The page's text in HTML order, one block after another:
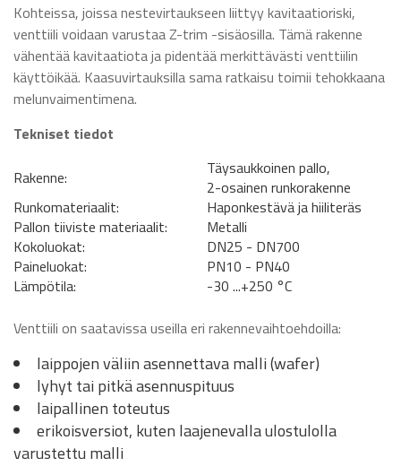
Kohteissa, joissa nestevirtaukseen liittyy kavitaatioriski,
venttiili voidaan varustaa Z-trim -sisäosilla. Tämä rakenne
vähentää kavitaatiota ja pidentää merkittävästi venttiilin
käyttöikää. Kaasuvirtauksilla sama ratkaisu toimii tehokkaana
melunvaimentimena.
Tekniset tiedot
Rakenne:
Täysaukkoinen pallo,
2-osainen runkorakenne
Runkomateriaalit:
Haponkestävä ja hiiliteräs
Pallon tiiviste materiaalit:
Metalli
Kokoluokat:
DN25 - DN700
Paineluokat:
PN10 - PN40
Lämpötila:
-30 ...+250 °C
Venttiili on saatavissa useilla eri rakennevaihtoehdoilla:
laippojen väliin asennettava malli (wafer)
lyhyt tai pitkä asennuspituus
laipallinen toteutus
erikoisversiot, kuten laajenevalla ulostulolla
varustettu malli